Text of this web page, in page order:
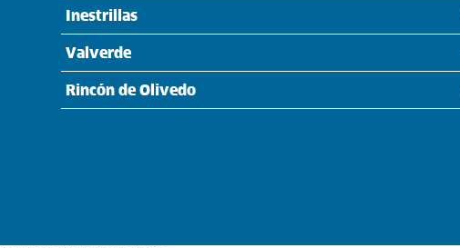
Inestrillas
Valverde
Rincón de Olivedo